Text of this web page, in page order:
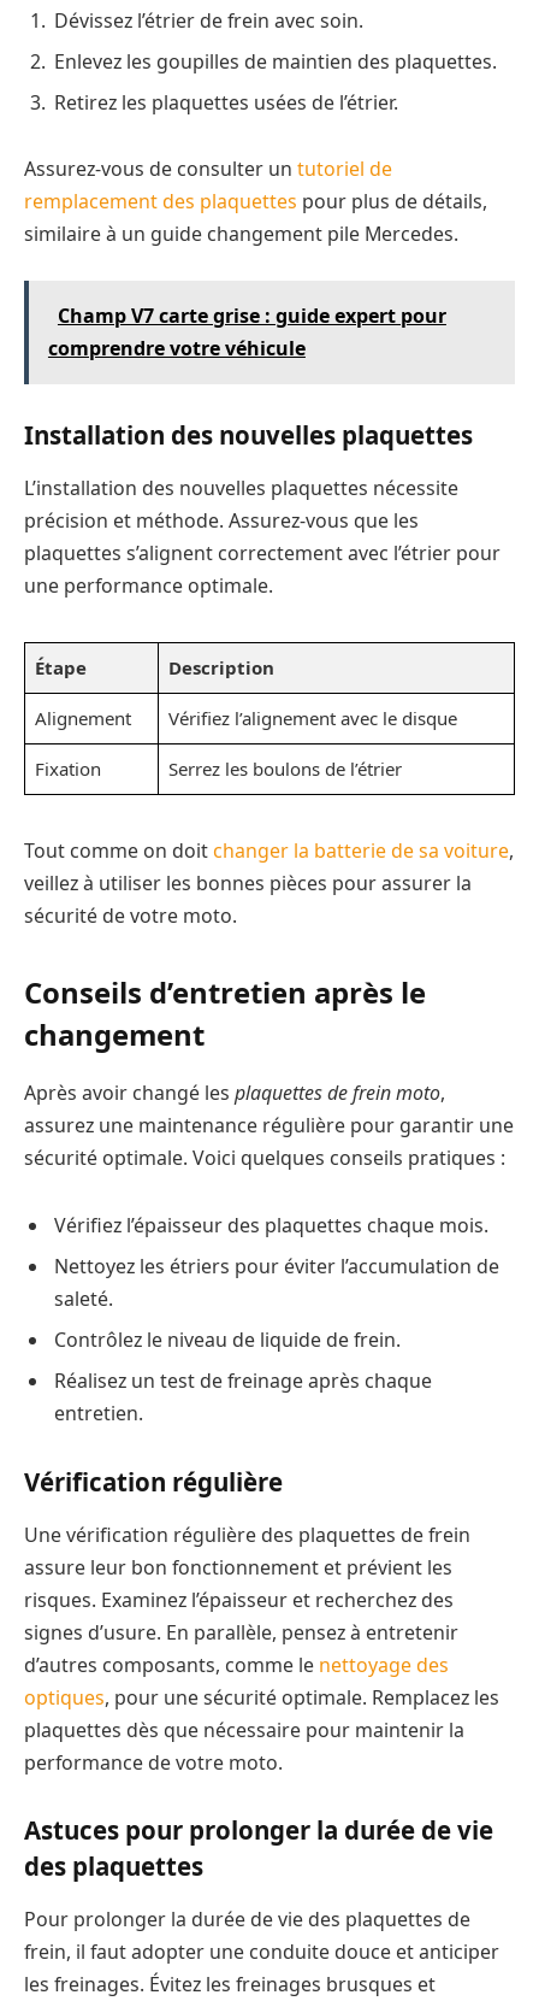
Dévissez l’étrier de frein avec soin.
Enlevez les goupilles de maintien des plaquettes.
Retirez les plaquettes usées de l’étrier.
Assurez-vous de consulter un tutoriel de
remplacement des plaquettes pour plus de détails,
similaire à un guide changement pile Mercedes.
Champ V7 carte grise : guide expert pour
comprendre votre véhicule
Installation des nouvelles plaquettes
L’installation des nouvelles plaquettes nécessite
précision et méthode. Assurez-vous que les
plaquettes s’alignent correctement avec l’étrier pour
une performance optimale.
Étape Description
Alignement Vérifiez l’alignement avec le disque
Fixation Serrez les boulons de l’étrier
Tout comme on doitchanger la batterie de sa voiture,
veillez à utiliser les bonnes pièces pour assurer la
sécurité de votre moto.
Conseils d’entretien après le
changement
Après avoir changé les plaquettes de frein moto,
assurez une maintenance régulière pour garantir une
sécurité optimale. Voici quelques conseils pratiques :
Vérifiez l’épaisseur des plaquettes chaque mois.
Nettoyez les étriers pour éviter l’accumulation de
saleté.
Contrôlez le niveau de liquide de frein.
Réalisez un test de freinage après chaque
entretien.
Vérification régulière
Une vérification régulière des plaquettes de frein
assure leur bon fonctionnement et prévient les
risques. Examinez l’épaisseur et recherchez des
signes d’usure. En parallèle, pensez à entretenir
d’autres composants, comme le nettoyage des
optiques, pour une sécurité optimale. Remplacez les
plaquettes dès que nécessaire pour maintenir la
performance de votre moto.
Astuces pour prolonger la durée de vie
des plaquettes
Pour prolonger la durée de vie des plaquettes de
frein, il faut adopter une conduite douce et anticiper
les freinages. Évitez les freinages brusques et